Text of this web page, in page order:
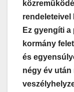
rendeleteivel
Ez gyengíti
kormány
és
négy év